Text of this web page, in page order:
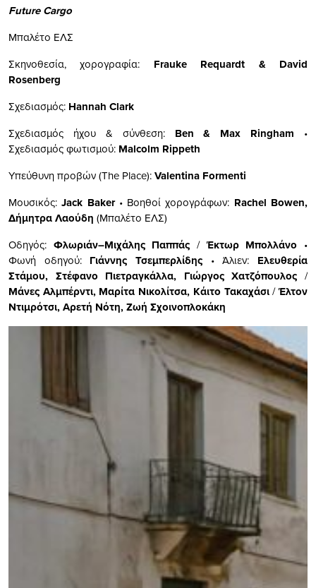
Future Cargo
Μπαλέτο ΕΛΣ
Σκηνοθεσία, χορογραφία: Frauke Requardt & David
Rosenberg
Σχεδιασμός: Hannah Clark
Σχεδιασμός ήχου & σύνθεση: Ben & Max Ringham •
Σχεδιασμός φωτισμού: Malcolm Rippeth
Υπεύθυνη προβών (The Place):Valentina Formenti
Μουσικός: Jack Baker • Βοηθοί χορογράφων: Rachel Bowen,
ΔήμητραΛαούδη (Μπαλέτο ΕΛΣ)
Οδηγός: Φλωριάν–Μιχάλης Παππάς /Έκτωρ Μπολλάνο •
Φωνή οδηγού: Γιάννης Τσεμπερλίδης • Άλιεν: Ελευθερία
Στάμου, Στέφανο Πιετραγκάλλα, Γιώργος Χατζόπουλος /
Μάνες Αλμπέρντι, Μαρίτα Νικολίτσα, Κάιτο Τακαχάσι/Έλτον
Ντιμρότσι,Αρετή Νότη,Ζωή Σχοινοπλοκάκη